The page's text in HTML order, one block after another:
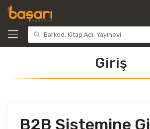
Giriş
B2B Sistemine